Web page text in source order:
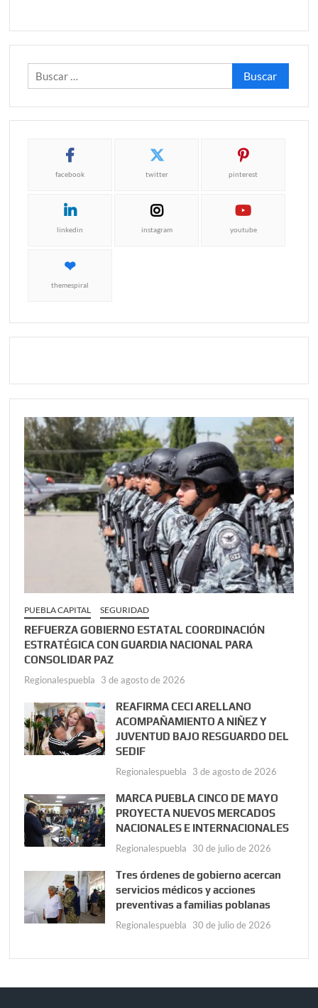
Buscar:
facebook twitter pinterest
linkedin instagram youtube
themespiral
PUEBLA CAPITAL SEGURIDAD
REFUERZA GOBIERNO ESTATAL COORDINACIÓN
ESTRATÉGICA CON GUARDIA NACIONAL PARA
CONSOLIDAR PAZ
Regionalespuebla 3 de agosto de 2026
REAFIRMA CECI ARELLANO
ACOMPAÑAMIENTO A NIÑEZ Y
JUVENTUD BAJO RESGUARDO DEL
SEDIF
Regionalespuebla 3 de agosto de 2026
MARCA PUEBLA CINCO DE MAYO
PROYECTA NUEVOS MERCADOS
NACIONALES E INTERNACIONALES
Regionalespuebla 30 de julio de 2026
Tres órdenes de gobierno acercan
servicios médicos y acciones
preventivas a familias poblanas
Regionalespuebla 30 de julio de 2026